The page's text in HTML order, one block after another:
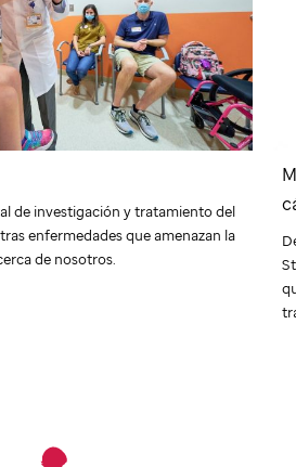
de investigación y tratamiento del
enfermedades que amenazan la
de nosotros.